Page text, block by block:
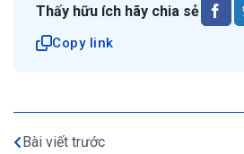
Thấy hữu ích hãy chia sẻ
Copy link
Bài viết trước